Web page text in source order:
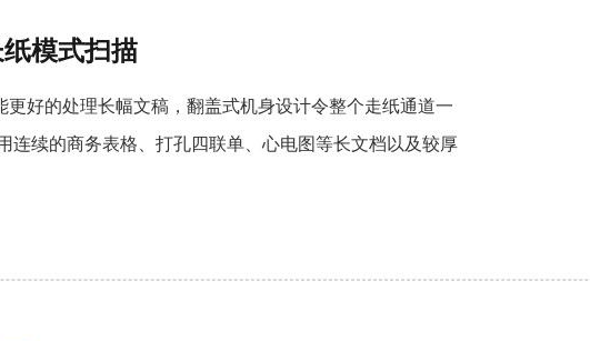
模式扫描
好的处理长幅文稿，翻盖式机身设计令整个走纸通道一
连续的商务表格、打孔四联单、心电图等长文档以及较厚